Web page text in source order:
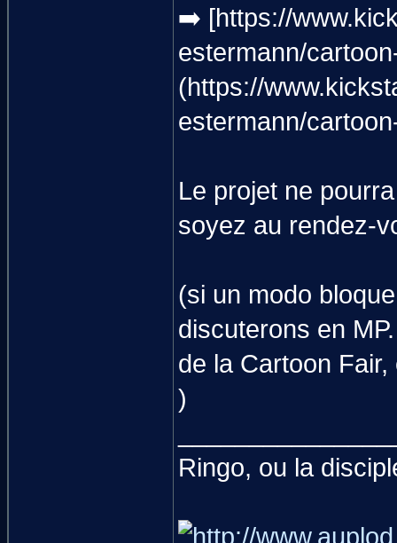
➡️ [https://
estermann/
(https://
estermann/
Le projet ne
soyez au rendez-
(si un modo
discuterons en
de la Cartoon
)
Ringo, ou la